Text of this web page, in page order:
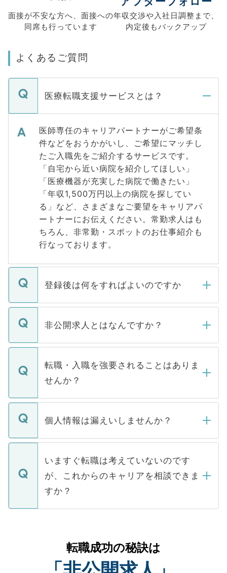
面接が不安な方へ、 面接への
同席も行っています
年収交渉や入社日調整まで、
内定後もバックアップ
よくあるご質問
医療転職支援サービスとは？
医師専任のキャリアパートナーがご希望条
件などをおうかがいし、ご希望にマッチし
たご入職先をご紹介するサービスです。
「自宅から近い病院を紹介してほしい」
「医療機器が充実した病院で働きたい」
「年収1,500万円以上の病院を探してい
る」など、さまざまなご要望をキャリアパ
ートナーにお伝えください。常勤求人はも
ちろん、非常勤・スポットのお仕事紹介も
行なっております。
登録後は何をすればよいのですか
ご登録いただきましたら、弊社担当者がご
登録内容を確認し、その後メールもしくは
ます。通常、5営業日以内にはご連絡をせて
いただきますので、しばらくお待ちくださ
非公開求人とはなんですか？
マイナビDOCTORで取り扱っている求人の
うち約3割は、Webサイトからご覧いただ
けない「非公開求人」です。非公開求人は
下記の理由によって、一般には公開してい
ません。
■応募殺到を避けるため 人気のある医療機
関を公にしてしまうと、応募が殺到する場
に、医療機関が求める条件に合った人材の
みを人材紹介会社に依頼するケースが増え
ています。
転職・入職を強要されることはありま
せんか？
転職・入職を強要することは一切ありませ
ん。また、仮に応募先から内定をいただい
定を承諾する必要はありません。内定先へ
の辞退の連絡はキャリアパートナーが行い
個人情報は漏えいしませんか？
個人情報が漏えいすることはありませんの
で、ご安心ください。当サイトからの登録
などで収集したご登録者様の個人情報は、
ご本人のキャリアアップおよび転職活動の
支援を目的に使用いたします。お預かりし
ているすべての個人データはご本人の許可
は、個人情報の取り扱いについての厳密な
管理基準を満たした事業者のみに付与され
いますぐ転職は考えていないのです
が、これからのキャリアを相談できま
すか？
かがいして、現在の医療機関の状況や紹介
経験をまじえながら、適切なアドバイスを
させていただきます。すぐにご転職をされ
転職成功の秘訣は